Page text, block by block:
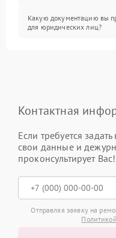
Какую документацию вы
для юридических лиц?
Контактная
Если требуется
свои данные и
проконсультирует Вас!
Отправляя заявку на